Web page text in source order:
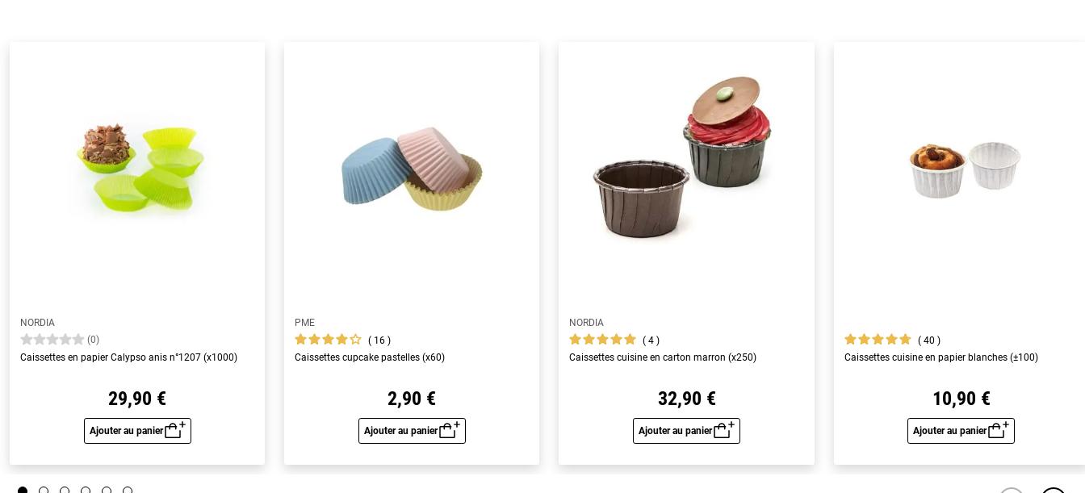
NORDIA
(0)
Caissettes en papier Calypso anis n°1207 (x1000)
29,90 €
Ajouter au panier
Aperçu rapide
PME
16
Caissettes cupcake pastelles (x60)
2,90 €
Ajouter au panier
Aperçu rapide
NORDIA
4
Caissettes cuisine en carton marron (x250)
32,90 €
Ajouter au panier
Aperçu rapide
40
Caissettes cuisine en papier blanches (±100)
10,90 €
Ajouter au panier
Aperçu rapide